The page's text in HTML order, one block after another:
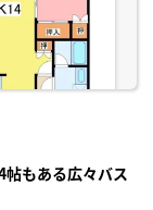
もある広々バス